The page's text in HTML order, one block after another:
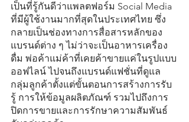
เป็นที่รู้กันดีว่าแพลตฟอร์ม Social Media
ที่มีผู้ใช้งานมากที่สุดในประเทศไทย ซึ่ง
กลายเป็นช่องทางการสื่อสารหลักของ
แบรนด์ต่าง ๆ ไม่ว่าจะเป็นอาหารเครื่อง
ดื่ม พ่อค้าแม่ค้าที่เคยค้าขายแค่ในรูปแบบ
ออฟไลน์ ไปจนถึงแบรนด์แฟชั่นที่ดูแล
กลุ่มลูกค้าตั้งแต่ขั้นตอนการสร้างการรับ
รู้ การให้ข้อมูลผลิตภัณฑ์ รวมไปถึงการ
ปิดการขายและการรักษาความสัมพันธ์